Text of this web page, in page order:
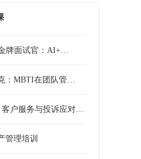
牌面试官：AI+…
：MBTI在团队管…
客户服务与投诉应对…
管理培训